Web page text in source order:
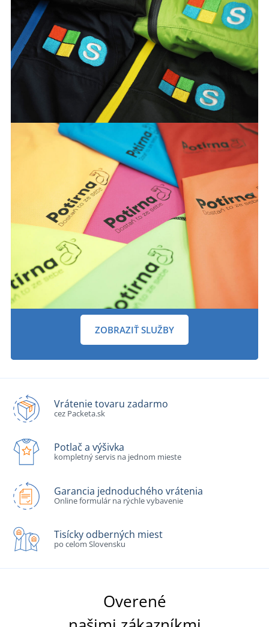
ZOBRAZIŤ SLUŽBY
Vrátenie tovaru zadarmo
cez Packeta.sk
Potlač a výšivka
kompletný servis na jednom mieste
Garancia jednoduchého vrátenia
Online formulár na rýchle vybavenie
Tisícky odberných miest
po celom Slovensku
Overené